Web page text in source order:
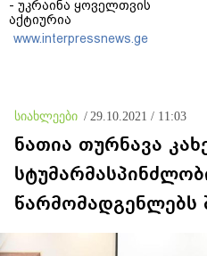
- უკრაინა ყოველთვის
აქტიურია
www.interpressnews.ge
სიახლეები / 29.10.2021 / 11:03
ნათია თურნავა
წარმომადგენლებს